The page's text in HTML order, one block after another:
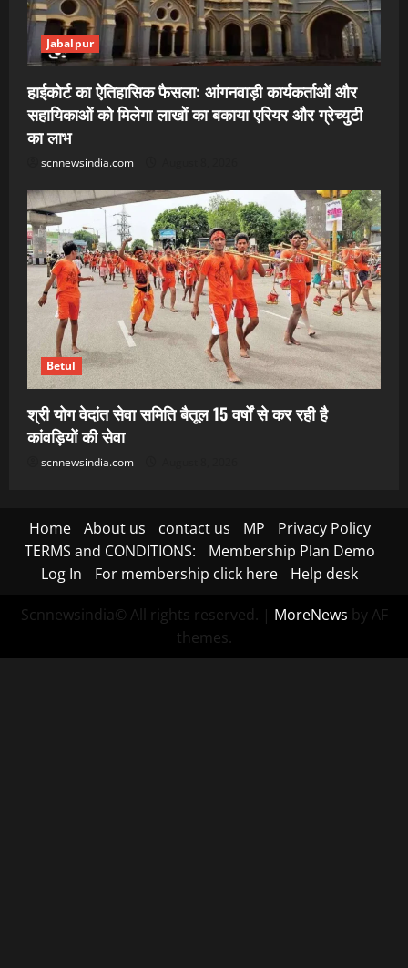
Jabalpur
हाईकोर्ट का ऐतिहासिक फैसला: आंगनवाड़ी कार्यकर्ताओं और
सहायिकाओं को मिलेगा लाखों का बकाया एरियर और ग्रेच्युटी
का लाभ
scnnewsindia.com
Betul
श्री योग वेदांत सेवा समिति बैतूल 15 वर्षों से कर रही है
कांवड़ियों की सेवा
scnnewsindia.com
Home About us contact us MP
Privacy Policy
TERMS and CONDITIONS:
Membership Plan Demo
Log In
For membership click here Help desk
Scnnewsindia© All rights reserved. | MoreNews by AF
themes.